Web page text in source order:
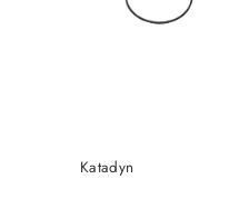
Katadyn